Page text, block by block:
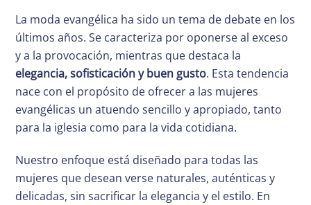
La moda evangélica ha sido un tema de debate en los
últimos años. Se caracteriza por oponerse al exceso
y a la provocación, mientras que destaca la
elegancia, sofisticación y buen gusto. Esta tendencia
nace con el propósito de ofrecer a las mujeres
evangélicas un atuendo sencillo y apropiado, tanto
para la iglesia como para la vida cotidiana.
Nuestro enfoque está diseñado para todas las
mujeres que desean verse naturales, auténticas y
delicadas, sin sacrificar la elegancia y el estilo. En